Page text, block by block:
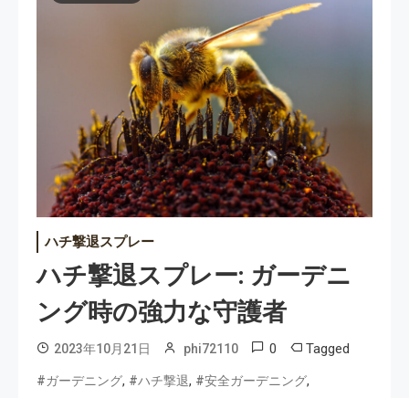
ハチ撃退スプレー
ハチ撃退スプレー: ガーデニ
ング時の強力な守護者
2023年10月21日 phi72110 0 Tagged
#ガーデニング, #ハチ撃退, #安全ガーデニング,